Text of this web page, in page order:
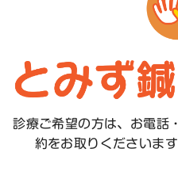
診療ご希望の方は、お電話
約をお取りくださいま